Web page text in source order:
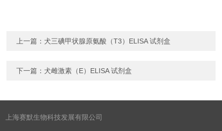
上一篇： 犬三碘甲状腺原氨酸（T3）ELISA 试剂盒
下一篇： 犬雌激素（E）ELISA 试剂盒
上海赛默生物科技发展有限公司